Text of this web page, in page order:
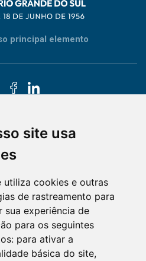
site usa
utiliza cookies e outras
de rastreamento para
sua experiência de
para os seguintes
para ativar a
básica do site,
principal elemento
feira - das 08:30 às 12:15 e
Petrópolis, Porto Alegre -